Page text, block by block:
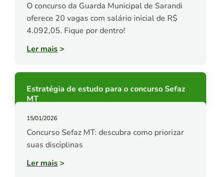
O concurso da Guarda Municipal de Sarandi
oferece 20 vagas com salário inicial de R$
4.092,05. Fique por dentro!
Ler mais>
Estratégia de estudo para o concurso Sefaz
MT
15/01/2026
Concurso Sefaz MT: descubra como priorizar
suas disciplinas
Ler mais>